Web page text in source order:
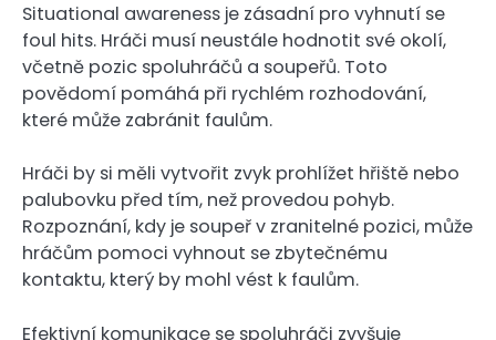
Situational awareness je zásadní pro vyhnutí se
foul hits. Hráči musí neustále hodnotit své okolí,
včetně pozic spoluhráčů a soupeřů. Toto
povědomí pomáhá při rychlém rozhodování,
které může zabránit faulům.
Hráči by si měli vytvořit zvyk prohlížet hřiště nebo
palubovku před tím, než provedou pohyb.
Rozpoznání, kdy je soupeř v zranitelné pozici, může
hráčům pomoci vyhnout se zbytečnému
kontaktu, který by mohl vést k faulům.
Efektivní komunikace se spoluhráči zvyšuje